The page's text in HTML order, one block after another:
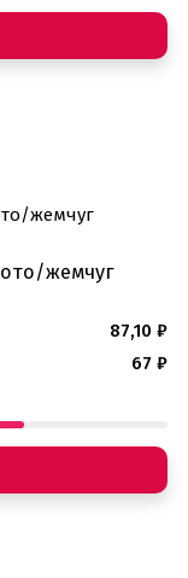
жемчуг
87,10 ₽
67 ₽